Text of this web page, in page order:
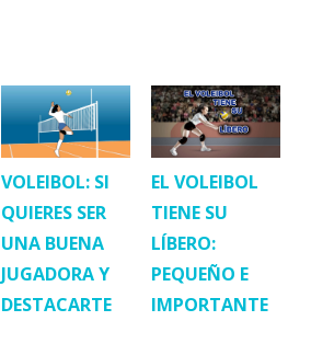
VOLEIBOL: SI
QUIERES SER
UNA BUENA
JUGADORA Y
DESTACARTE
EL VOLEIBOL
TIENE SU
LÍBERO:
PEQUEÑO E
IMPORTANTE